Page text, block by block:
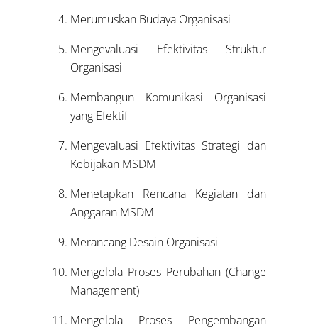
Merumuskan Budaya Organisasi
Mengevaluasi Efektivitas Struktur
Organisasi
Membangun Komunikasi Organisasi
yang Efektif
Mengevaluasi Efektivitas Strategi dan
Kebijakan MSDM
Menetapkan Rencana Kegiatan dan
Anggaran MSDM
Merancang Desain Organisasi
Mengelola Proses Perubahan (Change
Management)
Mengelola Proses Pengembangan